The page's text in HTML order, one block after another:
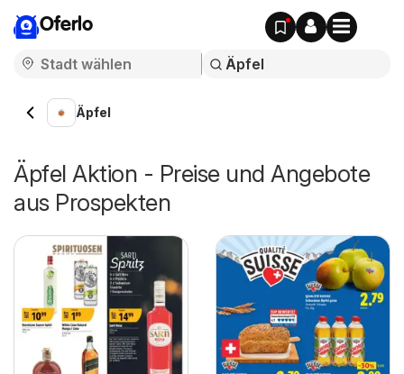
Oferlo
Äpfel
Äpfel Aktion - Preise und Angebote
aus Prospekten